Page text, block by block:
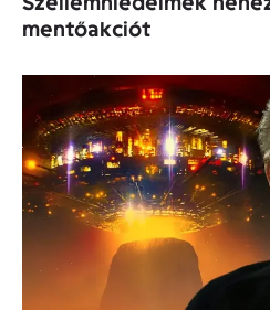
mentőakciót